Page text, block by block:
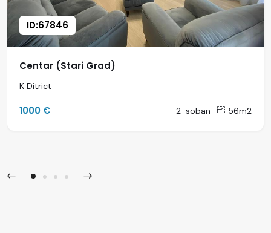
ID:67846
Centar (Stari Grad)
K Ditrict
1000 € 2-soban 56m2